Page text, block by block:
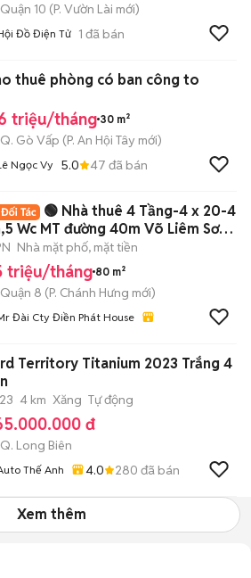
Quận 10 (P. Vườn Lài mới)
Đồ Điện Tử 1 đã bán
thuê phòng có ban công to
triệu/tháng 30 m²
Q. Gò Vấp (P. An Hội Tây mới)
Ngọc Vy 5.0 47 đã bán
🟢 Nhà thuê 4 Tầng-4 x 20-4
Wc MT đường 40m Võ Liêm Sơn
Nhà mặt phố, mặt tiền
triệu/tháng 80 m²
Quận 8 (P. Chánh Hưng mới)
Đài Cty Điền Phát House
Territory Titanium 2023 Trắng 4
4 km Xăng Tự động
đ
Q. Long Biên
Thế Anh 4.0 280 đã bán
Xem thêm